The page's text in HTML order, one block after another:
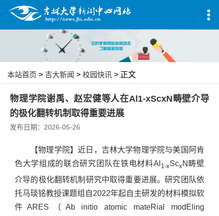
本站首页 > 吉大新闻 > 校园快讯 > 正文
物理学院谢禹、赵宏健等人在Al1-xScxN畴壁介导
的极化翻转机制取得重要进展
发布日期：2026-05-26
【物理学院】近日，吉林大学物理学院与美国阿肯
色大学组成的联合研究团队在铁电材料Al 1-xScx N畴壁
介导的极化翻转机制研究中取得重要进展。研究团队依
托马琰铭教授课题组自2022年起自主研发的材料模拟软
件ARES（Ab initio atomic mateRial modEling